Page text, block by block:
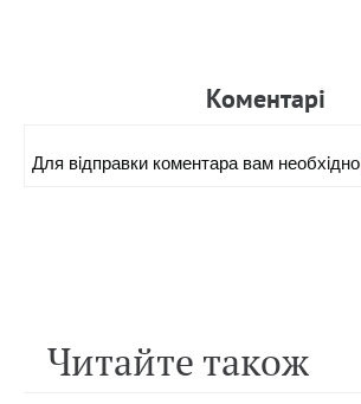
Коментарi
Для вiдправки коментара вам необхiдно
Читайте також